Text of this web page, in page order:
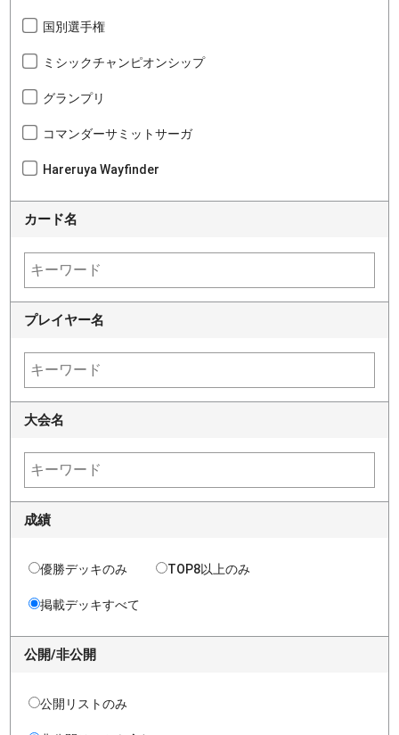
国別選手権
ミシックチャンピオンシップ
グランプリ
コマンダーサミットサーガ
Hareruya Wayfinder
カード名
プレイヤー名
大会名
成績
優勝デッキのみ TOP8以上のみ
掲載デッキすべて
公開/非公開
公開リストのみ